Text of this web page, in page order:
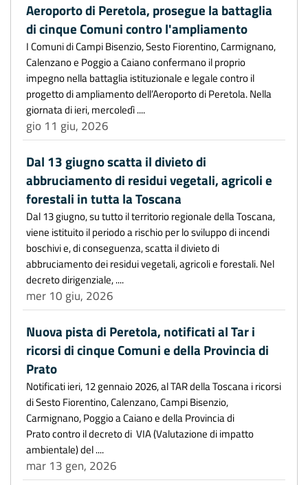
Aeroporto di Peretola, prosegue la battaglia
di cinque Comuni contro l'ampliamento
I Comuni di Campi Bisenzio, Sesto Fiorentino, Carmignano,
Calenzano e Poggio a Caiano confermano il proprio
impegno nella battaglia istituzionale e legale contro il
progetto di ampliamento dell’Aeroporto di Peretola. Nella
giornata di ieri, mercoledì ....
gio 11 giu, 2026
Dal 13 giugno scatta il divieto di
abbruciamento di residui vegetali, agricoli e
forestali in tutta la Toscana
Dal 13 giugno, su tutto il territorio regionale della Toscana,
viene istituito il periodo a rischio per lo sviluppo di incendi
boschivi e, di conseguenza, scatta il divieto di
abbruciamento dei residui vegetali, agricoli e forestali. Nel
decreto dirigenziale, ....
mer 10 giu, 2026
Nuova pista di Peretola, notificati al Tar i
ricorsi di cinque Comuni e della Provincia di
Prato
Notificati ieri, 12 gennaio 2026, al TAR della Toscana i ricorsi
di Sesto Fiorentino, Calenzano, Campi Bisenzio,
Carmignano, Poggio a Caiano e della Provincia di
Prato contro il decreto di VIA (Valutazione di impatto
ambientale) del ....
mar 13 gen, 2026